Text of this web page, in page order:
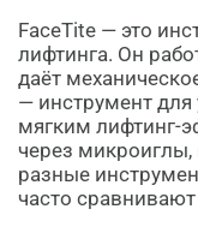
FaceTite — это
лифтинга. Он
даёт
— инструмент для
мягким лифтинг-
через микроиглы,
разные
часто